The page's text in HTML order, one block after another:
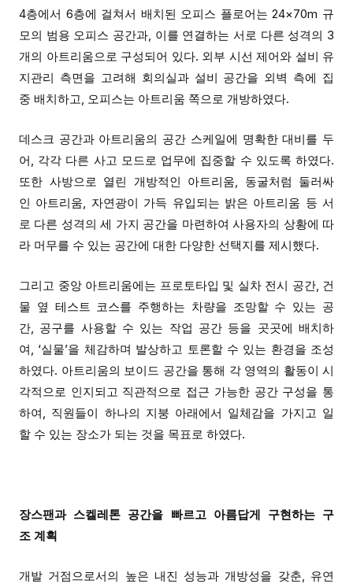
4층에서 6층에 걸쳐서 배치된 오피스 플로어는 24×70m 규
모의 범용 오피스 공간과, 이를 연결하는 서로 다른 성격의 3
개의 아트리움으로 구성되어 있다. 외부 시선 제어와 설비 유
지관리 측면을 고려해 회의실과 설비 공간을 외벽 측에 집
중 배치하고, 오피스는 아트리움 쪽으로 개방하였다.
데스크 공간과 아트리움의 공간 스케일에 명확한 대비를 두
어, 각각 다른 사고 모드로 업무에 집중할 수 있도록 하였다.
또한 사방으로 열린 개방적인 아트리움, 동굴처럼 둘러싸
인 아트리움, 자연광이 가득 유입되는 밝은 아트리움 등 서
로 다른 성격의 세 가지 공간을 마련하여 사용자의 상황에 따
라 머무를 수 있는 공간에 대한 다양한 선택지를 제시했다.
그리고 중앙 아트리움에는 프로토타입 및 실차 전시 공간, 건
물 옆 테스트 코스를 주행하는 차량을 조망할 수 있는 공
간, 공구를 사용할 수 있는 작업 공간 등을 곳곳에 배치하
여, ‘실물’을 체감하며 발상하고 토론할 수 있는 환경을 조성
하였다. 아트리움의 보이드 공간을 통해 각 영역의 활동이 시
각적으로 인지되고 직관적으로 접근 가능한 공간 구성을 통
하여, 직원들이 하나의 지붕 아래에서 일체감을 가지고 일
할 수 있는 장소가 되는 것을 목표로 하였다.
장스팬과 스켈레톤 공간을 빠르고 아름답게 구현하는 구
조 계획
개발 거점으로서의 높은 내진 성능과 개방성을 갖춘, 유연